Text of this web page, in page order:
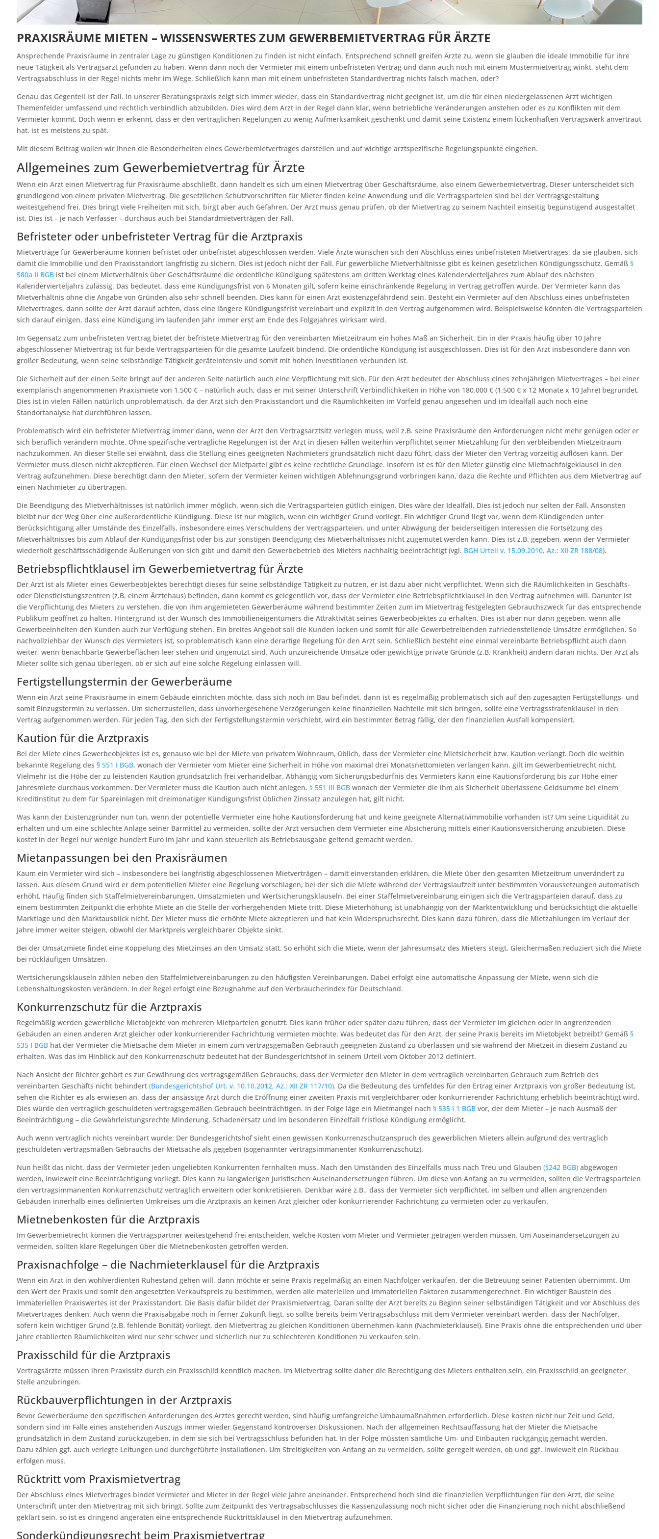
PRAXISRÄUME MIETEN – WISSENSWERTES ZUM GEWERBEMIETVERTRAG FÜR ÄRZTE
Ansprechende Praxisräume in zentraler Lage zu günstigen Konditionen zu finden ist nicht einfach. Entsprechend schnell greifen Ärzte zu, wenn sie glauben die ideale Immobilie für ihre
neue Tätigkeit als Vertragsarzt gefunden zu haben. Wenn dann noch der Vermieter mit einem unbefristeten Vertrag und dann auch noch mit einem Mustermietvertrag winkt, steht dem
Vertragsabschluss in der Regel nichts mehr im Wege. Schließlich kann man mit einem unbefristeten Standardvertrag nichts falsch machen, oder?
Genau das Gegenteil ist der Fall. In unserer Beratungspraxis zeigt sich immer wieder, dass ein Standardvertrag nicht geeignet ist, um die für einen niedergelassenen Arzt wichtigen
Themenfelder umfassend und rechtlich verbindlich abzubilden. Dies wird dem Arzt in der Regel dann klar, wenn betriebliche Veränderungen anstehen oder es zu Konflikten mit dem
Vermieter kommt. Doch wenn er erkennt, dass er den vertraglichen Regelungen zu wenig Aufmerksamkeit geschenkt und damit seine Existenz einem lückenhaften Vertragswerk anvertraut
hat, ist es meistens zu spät.
Mit diesem Beitrag wollen wir Ihnen die Besonderheiten eines Gewerbemietvertrages darstellen und auf wichtige arztspezifische Regelungspunkte eingehen.
Allgemeines zum Gewerbemietvertrag für Ärzte
Wenn ein Arzt einen Mietvertrag für Praxisräume abschließt, dann handelt es sich um einen Mietvertrag über Geschäftsräume, also einem Gewerbemietvertrag. Dieser unterscheidet sich
grundlegend von einem privaten Mietvertrag. Die gesetzlichen Schutzvorschriften für Mieter finden keine Anwendung und die Vertragsparteien sind bei der Vertragsgestaltung
weitestgehend frei. Dies bringt viele Freiheiten mit sich, birgt aber auch Gefahren. Der Arzt muss genau prüfen, ob der Mietvertrag zu seinem Nachteil einseitig begünstigend ausgestaltet
ist. Dies ist – je nach Verfasser – durchaus auch bei Standardmietverträgen der Fall.
Befristeter oder unbefristeter Vertrag für die Arztpraxis
Mietverträge für Gewerberäume können befristet oder unbefristet abgeschlossen werden. Viele Ärzte wünschen sich den Abschluss eines unbefristeten Mietvertrages, da sie glauben, sich
damit die Immobilie und den Praxisstandort langfristig zu sichern. Dies ist jedoch nicht der Fall. Für gewerbliche Mietverhältnisse gibt es keinen gesetzlichen Kündigungsschutz. Gemäß §
580a II BGBist bei einem Mietverhältnis über Geschäftsräume die ordentliche Kündigung spätestens am dritten Werktag eines Kalendervierteljahres zum Ablauf des nächsten
Kalendervierteljahrs zulässig. Das bedeutet, dass eine Kündigungsfrist von 6 Monaten gilt, sofern keine einschränkende Regelung in Vertrag getroffen wurde. Der Vermieter kann das
Mietverhältnis ohne die Angabe von Gründen also sehr schnell beenden. Dies kann für einen Arzt existenzgefährdend sein. Besteht ein Vermieter auf den Abschluss eines unbefristeten
Mietvertrages, dann sollte der Arzt darauf achten, dass eine längere Kündigungsfrist vereinbart und explizit in den Vertrag aufgenommen wird. Beispielsweise könnten die Vertragsparteien
sich darauf einigen, dass eine Kündigung im laufenden Jahr immer erst am Ende des Folgejahres wirksam wird.
Im Gegensatz zum unbefristeten Vertrag bietet der befristete Mietvertrag für den vereinbarten Mietzeitraum ein hohes Maß an Sicherheit. Ein in der Praxis häufig über 10 Jahre
abgeschlossener Mietvertrag ist für beide Vertragsparteien für die gesamte Laufzeit bindend. Die ordentliche Kündigung ist ausgeschlossen. Dies ist für den Arzt insbesondere dann von
großer Bedeutung, wenn seine selbständige Tätigkeit geräteintensiv und somit mit hohen Investitionen verbunden ist.
Die Sicherheit auf der einen Seite bringt auf der anderen Seite natürlich auch eine Verpflichtung mit sich. Für den Arzt bedeutet der Abschluss eines zehnjährigen Mietvertrages – bei einer
exemplarisch angenommenen Praxismiete von 1.500 € – natürlich auch, dass er mit seiner Unterschrift Verbindlichkeiten in Höhe von 180.000 € (1.500 € x 12 Monate x 10 Jahre) begründet.
Dies ist in vielen Fällen natürlich unproblematisch, da der Arzt sich den Praxisstandort und die Räumlichkeiten im Vorfeld genau angesehen und im Idealfall auch noch eine
Standortanalyse hat durchführen lassen.
Problematisch wird ein befristeter Mietvertrag immer dann, wenn der Arzt den Vertragsarztsitz verlegen muss, weil z.B. seine Praxisräume den Anforderungen nicht mehr genügen oder er
sich beruflich verändern möchte. Ohne spezifische vertragliche Regelungen ist der Arzt in diesen Fällen weiterhin verpflichtet seiner Mietzahlung für den verbleibenden Mietzeitraum
nachzukommen. An dieser Stelle sei erwähnt, dass die Stellung eines geeigneten Nachmieters grundsätzlich nicht dazu führt, dass der Mieter den Vertrag vorzeitig auflösen kann. Der
Vermieter muss diesen nicht akzeptieren. Für einen Wechsel der Mietpartei gibt es keine rechtliche Grundlage. Insofern ist es für den Mieter günstig eine Mietnachfolgeklausel in den
Vertrag aufzunehmen. Diese berechtigt dann den Mieter, sofern der Vermieter keinen wichtigen Ablehnungsgrund vorbringen kann, dazu die Rechte und Pflichten aus dem Mietvertrag auf
einen Nachmieter zu übertragen.
Die Beendigung des Mietverhältnisses ist natürlich immer möglich, wenn sich die Vertragsparteien gütlich einigen. Dies wäre der Idealfall. Dies ist jedoch nur selten der Fall. Ansonsten
bleibt nur der Weg über eine außerordentliche Kündigung. Diese ist nur möglich, wenn ein wichtiger Grund vorliegt. Ein wichtiger Grund liegt vor, wenn dem Kündigenden unter
Berücksichtigung aller Umstände des Einzelfalls, insbesondere eines Verschuldens der Vertragsparteien, und unter Abwägung der beiderseitigen Interessen die Fortsetzung des
Mietverhältnisses bis zum Ablauf der Kündigungsfrist oder bis zur sonstigen Beendigung des Mietverhältnisses nicht zugemutet werden kann. Dies ist z.B. gegeben, wenn der Vermieter
wiederholt geschäftsschädigende Äußerungen von sich gibt und damit den Gewerbebetrieb des Mieters nachhaltig beeinträchtigt (vgl. BGH Urteil v. 15.09.2010, Az.: XII ZR 188/08).
Betriebspflichtklausel im Gewerbemietvertrag für Ärzte
Der Arzt ist als Mieter eines Gewerbeobjektes berechtigt dieses für seine selbständige Tätigkeit zu nutzen, er ist dazu aber nicht verpflichtet. Wenn sich die Räumlichkeiten in Geschäfts-
oder Dienstleistungszentren (z.B. einem Ärztehaus) befinden, dann kommt es gelegentlich vor, dass der Vermieter eine Betriebspflichtklausel in den Vertrag aufnehmen will. Darunter ist
die Verpflichtung des Mieters zu verstehen, die von ihm angemieteten Gewerberäume während bestimmter Zeiten zum im Mietvertrag festgelegten Gebrauchszweck für das entsprechende
Publikum geöffnet zu halten. Hintergrund ist der Wunsch des Immobilieneigentümers die Attraktivität seines Gewerbeobjektes zu erhalten. Dies ist aber nur dann gegeben, wenn alle
Gewerbeeinheiten den Kunden auch zur Verfügung stehen. Ein breites Angebot soll die Kunden locken und somit für alle Gewerbetreibenden zufriedenstellende Umsätze ermöglichen. So
nachvollziehbar der Wunsch des Vermieters ist, so problematisch kann eine derartige Regelung für den Arzt sein. Schließlich besteht eine einmal vereinbarte Betriebspflicht auch dann
weiter, wenn benachbarte Gewerbeflächen leer stehen und ungenutzt sind. Auch unzureichende Umsätze oder gewichtige private Gründe (z.B. Krankheit) ändern daran nichts. Der Arzt als
Mieter sollte sich genau überlegen, ob er sich auf eine solche Regelung einlassen will.
Fertigstellungstermin der Gewerberäume
Wenn ein Arzt seine Praxisräume in einem Gebäude einrichten möchte, dass sich noch im Bau befindet, dann ist es regelmäßig problematisch sich auf den zugesagten Fertigstellungs- und
somit Einzugstermin zu verlassen. Um sicherzustellen, dass unvorhergesehene Verzögerungen keine finanziellen Nachteile mit sich bringen, sollte eine Vertragsstrafenklausel in den
Vertrag aufgenommen werden. Für jeden Tag, den sich der Fertigstellungstermin verschiebt, wird ein bestimmter Betrag fällig, der den finanziellen Ausfall kompensiert.
Kaution für die Arztpraxis
Bei der Miete eines Gewerbeobjektes ist es, genauso wie bei der Miete von privatem Wohnraum, üblich, dass der Vermieter eine Mietsicherheit bzw. Kaution verlangt. Doch die weithin
bekannte Regelung des § 551 I BGB, wonach der Vermieter vom Mieter eine Sicherheit in Höhe von maximal drei Monatsnettomieten verlangen kann, gilt im Gewerbemietrecht nicht.
Vielmehr ist die Höhe der zu leistenden Kaution grundsätzlich frei verhandelbar. Abhängig vom Sicherungsbedürfnis des Vermieters kann eine Kautionsforderung bis zur Höhe einer
Jahresmiete durchaus vorkommen. Der Vermieter muss die Kaution auch nicht anlegen. § 551 III BGBwonach der Vermieter die ihm als Sicherheit überlassene Geldsumme bei einem
Kreditinstitut zu dem für Spareinlagen mit dreimonatiger Kündigungsfrist üblichen Zinssatz anzulegen hat, gilt nicht.
Was kann der Existenzgründer nun tun, wenn der potentielle Vermieter eine hohe Kautionsforderung hat und keine geeignete Alternativimmobilie vorhanden ist? Um seine Liquidität zu
erhalten und um eine schlechte Anlage seiner Barmittel zu vermeiden, sollte der Arzt versuchen dem Vermieter eine Absicherung mittels einer Kautionsversicherung anzubieten. Diese
kostet in der Regel nur wenige hundert Euro im Jahr und kann steuerlich als Betriebsausgabe geltend gemacht werden.
Mietanpassungen bei den Praxisräumen
Kaum ein Vermieter wird sich – insbesondere bei langfristig abgeschlossenen Mietverträgen – damit einverstanden erklären, die Miete über den gesamten Mietzeitrum unverändert zu
lassen. Aus diesem Grund wird er dem potentiellen Mieter eine Regelung vorschlagen, bei der sich die Miete während der Vertragslaufzeit unter bestimmten Voraussetzungen automatisch
erhöht. Häufig finden sich Staffelmietvereinbarungen, Umsatzmieten und Wertsicherungsklauseln. Bei einer Staffelmietvereinbarung einigen sich die Vertragsparteien darauf, dass zu
einem bestimmten Zeitpunkt die erhöhte Miete an die Stelle der vorhergehenden Miete tritt. Diese Mieterhöhung ist unabhängig von der Marktentwicklung und berücksichtigt die aktuelle
Marktlage und den Marktausblick nicht. Der Mieter muss die erhöhte Miete akzeptieren und hat kein Widerspruchsrecht. Dies kann dazu führen, dass die Mietzahlungen im Verlauf der
Jahre immer weiter steigen, obwohl der Marktpreis vergleichbarer Objekte sinkt.
Bei der Umsatzmiete findet eine Koppelung des Mietzinses an den Umsatz statt. So erhöht sich die Miete, wenn der Jahresumsatz des Mieters steigt. Gleichermaßen reduziert sich die Miete
bei rückläufigen Umsätzen.
Wertsicherungsklauseln zählen neben den Staffelmietvereinbarungen zu den häufigsten Vereinbarungen. Dabei erfolgt eine automatische Anpassung der Miete, wenn sich die
Lebenshaltungskosten verändern. In der Regel erfolgt eine Bezugnahme auf den Verbraucherindex für Deutschland.
Konkurrenzschutz für die Arztpraxis
Regelmäßig werden gewerbliche Mietobjekte von mehreren Mietparteien genutzt. Dies kann früher oder später dazu führen, dass der Vermieter im gleichen oder in angrenzenden
Gebäuden an einen anderen Arzt gleicher oder konkurrierender Fachrichtung vermieten möchte. Was bedeutet das für den Arzt, der seine Praxis bereits im Mietobjekt betreibt? Gemäß §
535 I BGBhat der Vermieter die Mietsache dem Mieter in einem zum vertragsgemäßen Gebrauch geeigneten Zustand zu überlassen und sie während der Mietzeit in diesem Zustand zu
erhalten. Was das im Hinblick auf den Konkurrenzschutz bedeutet hat der Bundesgerichtshof in seinem Urteil vom Oktober 2012 definiert.
Nach Ansicht der Richter gehört es zur Gewährung des vertragsgemäßen Gebrauchs, dass der Vermieter den Mieter in dem vertraglich vereinbarten Gebrauch zum Betrieb des
vereinbarten Geschäfts nicht behindert (Bundesgerichtshof Urt. v. 10.10.2012, Az.: XII ZR 117/10). Da die Bedeutung des Umfeldes für den Ertrag einer Arztpraxis von großer Bedeutung ist,
sehen die Richter es als erwiesen an, dass der ansässige Arzt durch die Eröffnung einer zweiten Praxis mit vergleichbarer oder konkurrierender Fachrichtung erheblich beeinträchtigt wird.
Dies würde den vertraglich geschuldeten vertragsgemäßen Gebrauch beeinträchtigen. In der Folge läge ein Mietmangel nach § 535 I 1 BGBvor, der dem Mieter – je nach Ausmaß der
Beeinträchtigung – die Gewährleistungsrechte Minderung, Schadenersatz und im besonderen Einzelfall fristlose Kündigung ermöglicht.
Auch wenn vertraglich nichts vereinbart wurde: Der Bundesgerichtshof sieht einen gewissen Konkurrenzschutzanspruch des gewerblichen Mieters allein aufgrund des vertraglich
geschuldeten vertragsmäßen Gebrauchs der Mietsache als gegeben (sogenannter vertragsimmanenter Konkurrenzschutz).
Nun heißt das nicht, dass der Vermieter jeden ungeliebten Konkurrenten fernhalten muss. Nach den Umständen des Einzelfalls muss nach Treu und Glauben (§242 BGB)abgewogen
werden, inwieweit eine Beeinträchtigung vorliegt. Dies kann zu langwierigen juristischen Auseinandersetzungen führen. Um diese von Anfang an zu vermeiden, sollten die Vertragsparteien
den vertragsimmanenten Konkurrenzschutz vertraglich erweitern oder konkretisieren. Denkbar wäre z.B., dass der Vermieter sich verpflichtet, im selben und allen angrenzenden
Gebäuden innerhalb eines definierten Umkreises um die Arztpraxis an keinen Arzt gleicher oder konkurrierender Fachrichtung zu vermieten oder zu verkaufen.
Mietnebenkosten für die Arztpraxis
Im Gewerbemietrecht können die Vertragspartner weitestgehend frei entscheiden, welche Kosten vom Mieter und Vermieter getragen werden müssen. Um Auseinandersetzungen zu
vermeiden, sollten klare Regelungen über die Mietnebenkosten getroffen werden.
Praxisnachfolge – die Nachmieterklausel für die Arztpraxis
Wenn ein Arzt in den wohlverdienten Ruhestand gehen will, dann möchte er seine Praxis regelmäßig an einen Nachfolger verkaufen, der die Betreuung seiner Patienten übernimmt. Um
den Wert der Praxis und somit den angesetzten Verkaufspreis zu bestimmen, werden alle materiellen und immateriellen Faktoren zusammengerechnet. Ein wichtiger Baustein des
immateriellen Praxiswertes ist der Praxisstandort. Die Basis dafür bildet der Praxismietvertrag. Daran sollte der Arzt bereits zu Beginn seiner selbständigen Tätigkeit und vor Abschluss des
Mietvertrages denken. Auch wenn die Praxisabgabe noch in ferner Zukunft liegt, so sollte bereits beim Vertragsabschluss mit dem Vermieter vereinbart werden, dass der Nachfolger,
sofern kein wichtiger Grund (z.B. fehlende Bonität) vorliegt, den Mietvertrag zu gleichen Konditionen übernehmen kann (Nachmieterklausel). Eine Praxis ohne die entsprechenden und über
Jahre etablierten Räumlichkeiten wird nur sehr schwer und sicherlich nur zu schlechteren Konditionen zu verkaufen sein.
Praxisschild für die Arztpraxis
Vertragsärzte müssen ihren Praxissitz durch ein Praxisschild kenntlich machen. Im Mietvertrag sollte daher die Berechtigung des Mieters enthalten sein, ein Praxisschild an geeigneter
Stelle anzubringen.
Rückbauverpflichtungen in der Arztpraxis
Bevor Gewerberäume den spezifischen Anforderungen des Arztes gerecht werden, sind häufig umfangreiche Umbaumaßnahmen erforderlich. Diese kosten nicht nur Zeit und Geld,
sondern sind im Falle eines anstehenden Auszugs immer wieder Gegenstand kontroverser Diskussionen. Nach der allgemeinen Rechtsauffassung hat der Mieter die Mietsache
grundsätzlich in dem Zustand zurückzugeben, in dem sie sich bei Vertragsschluss befunden hat. In der Folge müssten sämtliche Um- und Einbauten rückgängig gemacht werden.
Dazu zählen ggf. auch verlegte Leitungen und durchgeführte Installationen. Um Streitigkeiten von Anfang an zu vermeiden, sollte geregelt werden, ob und ggf. inwieweit ein Rückbau
erfolgen muss.
Rücktritt vom Praxismietvertrag
Der Abschluss eines Mietvertrages bindet Vermieter und Mieter in der Regel viele Jahre aneinander. Entsprechend hoch sind die finanziellen Verpflichtungen für den Arzt, die seine
Unterschrift unter den Mietvertrag mit sich bringt. Sollte zum Zeitpunkt des Vertragsabschlusses die Kassenzulassung noch nicht sicher oder die Finanzierung noch nicht abschließend
geklärt sein, so ist es dringend angeraten eine entsprechende Rücktrittsklausel in den Mietvertrag aufzunehmen.
Sonderkündigungsrecht beim Praxismietvertrag